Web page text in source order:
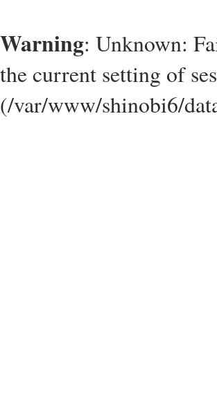
Warning: Unknown:
the current setting of
(/var/www/shinobi6/